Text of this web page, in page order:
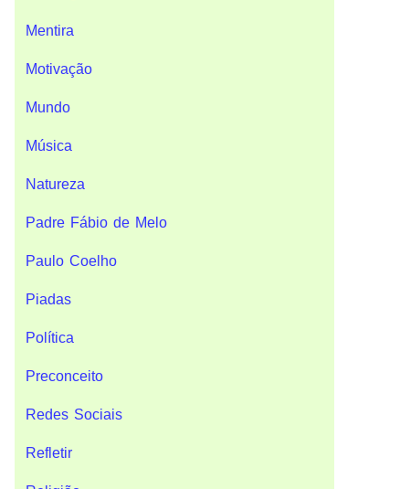
Mentira
Motivação
Mundo
Música
Natureza
Padre Fábio de Melo
Paulo Coelho
Piadas
Política
Preconceito
Redes Sociais
Refletir